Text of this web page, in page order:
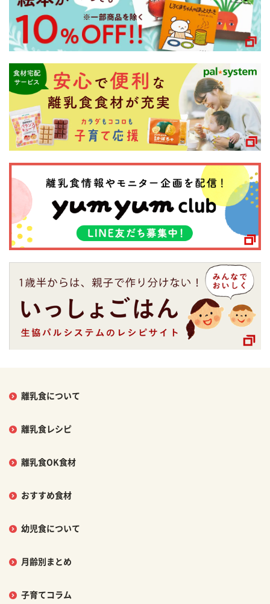
離乳食について
離乳食レシピ
離乳食OK食材
おすすめ食材
幼児食について
月齢別まとめ
子育てコラム